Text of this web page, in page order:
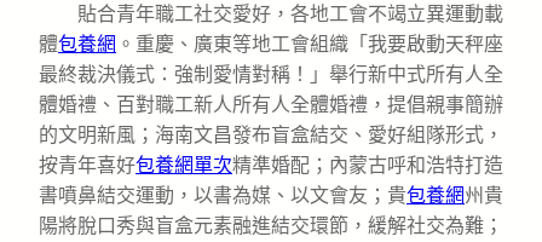
貼合青年職工社交愛好，各地工會不竭立異運動載
體包養網 。重慶、廣東等地工會組織「我要啟動天秤座
最終裁決儀式：強制愛情對稱！」舉行新中式所有人全
體婚禮、百對職工新人所有人全體婚禮，提倡親事簡辦
的文明新風；海南文昌發布盲盒結交、愛好組隊形式，
按青年喜好包養網單次精準婚配；內蒙古呼和浩特打造
書噴鼻結交運動，以書為媒、以文會友；貴包養網州貴
陽將脫口秀與盲盒元素融進結交環節，緩解社交為難；